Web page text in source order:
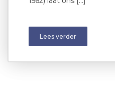
Lees verder